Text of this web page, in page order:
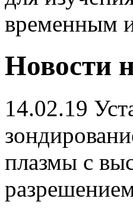
временным
Новости
14.02.19
плазмы с